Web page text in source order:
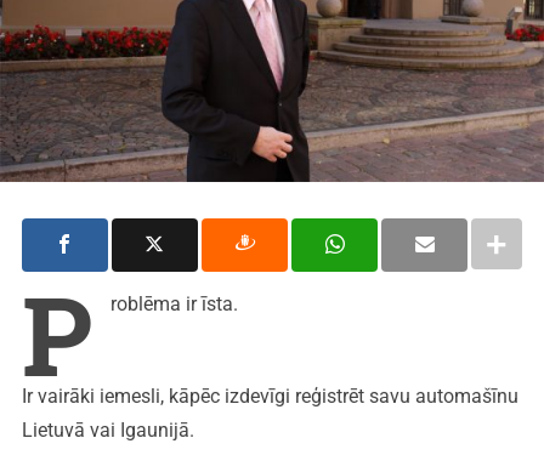
P roblēma ir īsta.
Ir vairāki iemesli, kāpēc izdevīgi reģistrēt savu automašīnu
Lietuvā vai Igaunijā.